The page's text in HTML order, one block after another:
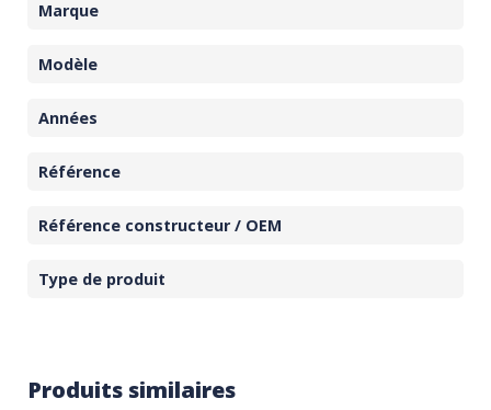
Marque
Modèle
Années
Référence
Référence constructeur / OEM
Type de produit
Produits similaires